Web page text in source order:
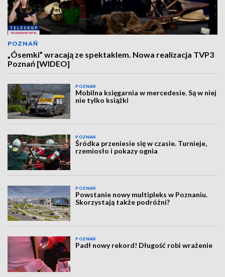
POZNAŃ
„Ósemki” wracają ze spektaklem. Nowa realizacja TVP3
Poznań [WIDEO]
POZNAŃ
Mobilna księgarnia w mercedesie. Są w niej
nie tylko książki
POZNAŃ
Śródka przeniesie się w czasie. Turnieje,
rzemiosło i pokazy ognia
POZNAŃ
Powstanie nowy multipleks w Poznaniu.
Skorzystają także podróżni?
POZNAŃ
Padł nowy rekord! Długość robi wrażenie